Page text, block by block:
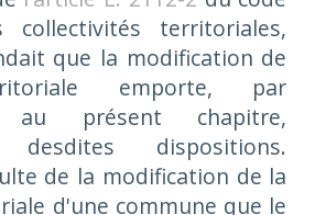
collectivités territoriales,
que la modification de
emporte, par
au présent chapitre,
desdites dispositions.
de la modification de la
d'une commune que le